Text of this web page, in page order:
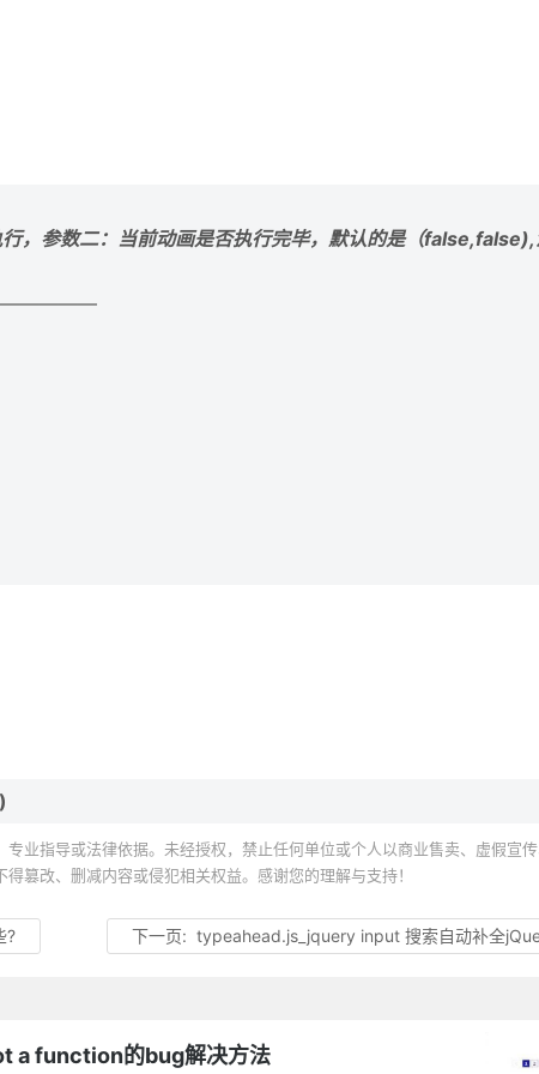
，参数二：当前动画是否执行完毕，默认的是（false,false),
业指导或法律依据。未经授权，禁止任何单位或个人以商业售卖、虚假宣
篡改、删减内容或侵犯相关权益。感谢您的理解与支持！
? 下一页:typeahead.js_jquery input 搜索自动补全
a function的bug解决方法